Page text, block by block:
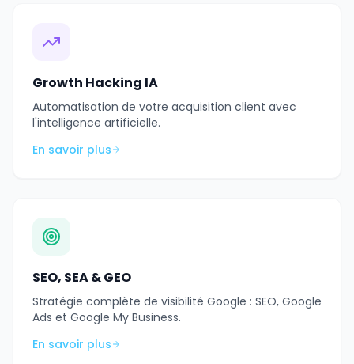
Growth Hacking IA
Automatisation de votre acquisition client avec
l'intelligence artificielle.
En savoir plus
SEO, SEA & GEO
Stratégie complète de visibilité Google : SEO, Google
Ads et Google My Business.
En savoir plus